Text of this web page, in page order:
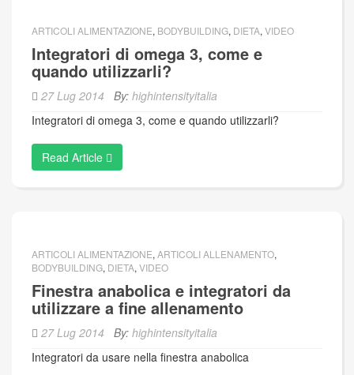
ARTICOLI ALIMENTAZIONE, BODYBUILDING, DIETA, VIDEO
Integratori di omega 3, come e
quando utilizzarli?
27 Lug 2014 By: highintensityitalia
Integratori di omega 3, come e quando utilizzarli?
Read Article
ARTICOLI ALIMENTAZIONE, ARTICOLI ALLENAMENTO,
BODYBUILDING, DIETA, VIDEO
Finestra anabolica e integratori da
utilizzare a fine allenamento
27 Lug 2014 By: highintensityitalia
Integratori da usare nella finestra anabolica